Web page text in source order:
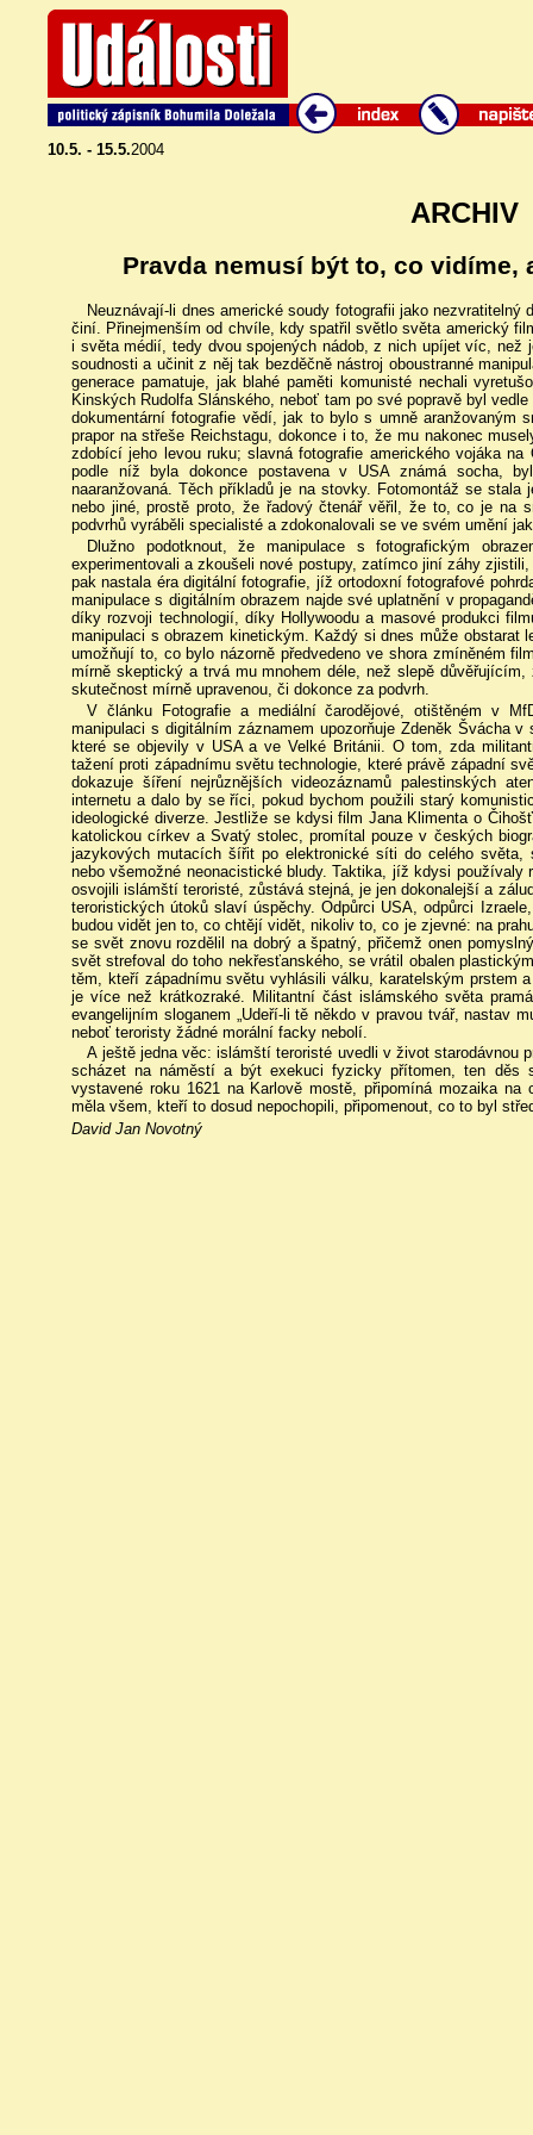
10.5. - 15.5.2004
ARCHIV
Pravda nemusí být to, co vidíme,
Neuznávají-li dnes americké soudy fotografii jako
činí. Přinejmenším od chvíle, kdy spatřil světlo světa americký
i světa médií, tedy dvou spojených nádob, z nich upíjet víc, než
soudnosti a učinit z něj tak bezděčně nástroj oboustranné
generace pamatuje, jak blahé paměti komunisté nechali
Kinských Rudolfa Slánského, neboť tam po své popravě byl
dokumentární fotografie vědí, jak to bylo s umně aranžovaným
prapor na střeše Reichstagu, dokonce i to, že mu nakonec
zdobící jeho levou ruku; slavná fotografie amerického vojáka
podle níž byla dokonce postavena v USA známá socha,
naaranžovaná. Těch příkladů je na stovky. Fotomontáž se stala
nebo jiné, prostě proto, že řadový čtenář věřil, že to, co je na
podvrhů vyráběli specialisté a zdokonalovali se ve svém umění
Dlužno podotknout, že manipulace s fotografickým
experimentovali a zkoušeli nové postupy, zatímco jiní záhy
pak nastala éra digitální fotografie, jíž ortodoxní fotografové
manipulace s digitálním obrazem najde své uplatnění v
díky rozvoji technologií, díky Hollywoodu a masové produkci
manipulaci s obrazem kinetickým. Každý si dnes může obstarat
umožňují to, co bylo názorně předvedeno ve shora zmíněném
mírně skeptický a trvá mu mnohem déle, než slepě
skutečnost mírně upravenou, či dokonce za podvrh.
V článku Fotografie a mediální čarodějové, otištěném v
manipulaci s digitálním záznamem upozorňuje Zdeněk Švácha
které se objevily v USA a ve Velké Británii. O tom, zda
tažení proti západnímu světu technologie, které právě západní
dokazuje šíření nejrůznějších videozáznamů palestinských
internetu a dalo by se říci, pokud bychom použili starý
ideologické diverze. Jestliže se kdysi film Jana Klimenta o
katolickou církev a Svatý stolec, promítal pouze v českých
jazykových mutacích šířit po elektronické síti do celého světa,
nebo všemožné neonacistické bludy. Taktika, jíž kdysi
osvojili islámští teroristé, zůstává stejná, je jen dokonalejší a
teroristických útoků slaví úspěchy. Odpůrci USA, odpůrci
budou vidět jen to, co chtějí vidět, nikoliv to, co je zjevné: na
se svět znovu rozdělil na dobrý a špatný, přičemž onen
svět strefoval do toho nekřesťanského, se vrátil obalen
těm, kteří západnímu světu vyhlásili válku, karatelským prstem
je více než krátkozraké. Militantní část islámského světa
evangelijním sloganem „Udeří-li tě někdo v pravou tvář, nastav
neboť teroristy žádné morální facky nebolí.
A ještě jedna věc: islámští teroristé uvedli v život starodávnou
scházet na náměstí a být exekuci fyzicky přítomen, ten
vystavené roku 1621 na Karlově mostě, připomíná mozaika
měla všem, kteří to dosud nepochopili, připomenout, co to byl
David Jan Novotný